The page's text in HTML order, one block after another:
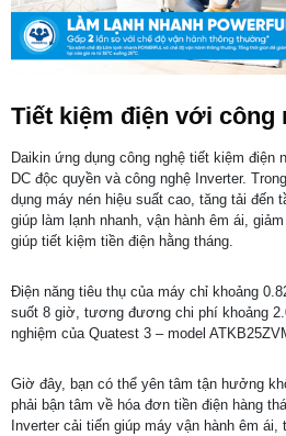
Tiết kiệm điện với công
Daikin ứng dụng công nghệ tiết kiệm điện
DC độc quyền và công nghệ Inverter.
dụng máy nén hiệu suất cao, tăng tải đến
giúp làm lạnh nhanh, vận hành êm ái,
giúp tiết kiệm tiền điện hằng tháng.
Điện năng tiêu thụ của máy chỉ khoảng
suốt 8 giờ, tương đương chi phí khoảng
nghiệm của Quatest 3 – model
Giờ đây, bạn có thể yên tâm tận hưởng
phải bận tâm về hóa đơn tiền điện hàng
Inverter cải tiến giúp máy vận hành êm ái,